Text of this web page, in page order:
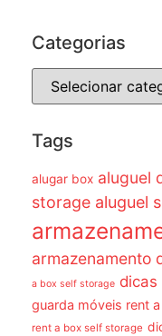
Categorias
Tags
alugar box aluguel
storage aluguel
armazenamento
a box self storage dicas
guarda móveis rent
rent a box self storage